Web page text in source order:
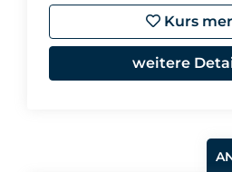
Kurs
weitere